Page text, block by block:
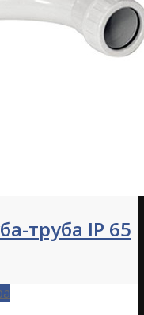
труба IP 65